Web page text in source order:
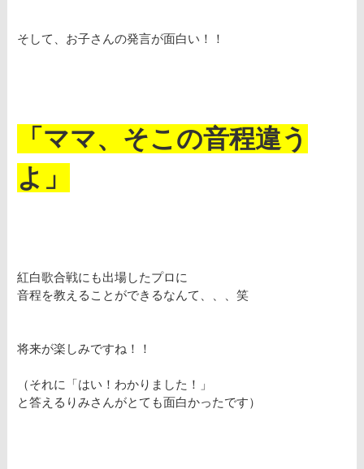
そして、お子さんの発言が面白い！！
「ママ、そこの音程違う
よ」
紅白歌合戦にも出場したプロに
音程を教えることができるなんて、、、笑
将来が楽しみですね！！
（それに「はい！わかりました！」
と答えるりみさんがとても面白かったです）